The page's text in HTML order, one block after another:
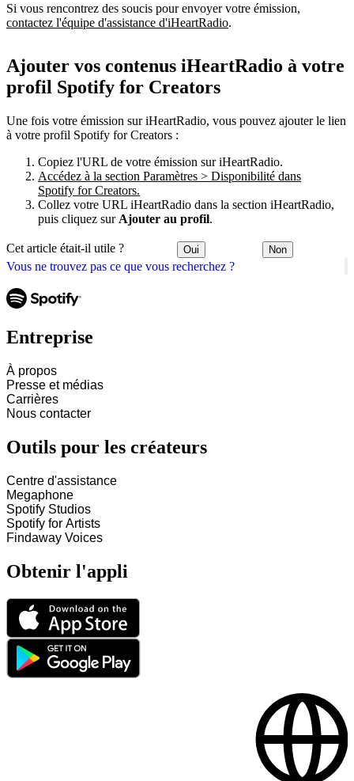
Vous ne trouvez pas ce que vous recherchez ?
Si vous rencontrez des soucis pour envoyer votre émission,
contactez l'équipe d'assistance d'iHeartRadio.
Ajouter vos contenus iHeartRadio à votre
profil Spotify for Creators
Une fois votre émission sur iHeartRadio, vous pouvez ajouter le lien
à votre profil Spotify for Creators :
Copiez l'URL de votre émission sur iHeartRadio.
Accédez à la section Paramètres > Disponibilité dans
Spotify for Creators.
Collez votre URL iHeartRadio dans la section iHeartRadio,
puis cliquez sur Ajouter au profil.
Cet article était-il utile ? Oui Non
Entreprise
À propos
Presse et médias
Carrières
Nous contacter
Outils pour les créateurs
Centre d'assistance
Megaphone
Spotify Studios
Spotify for Artists
Findaway Voices
Obtenir l'appli